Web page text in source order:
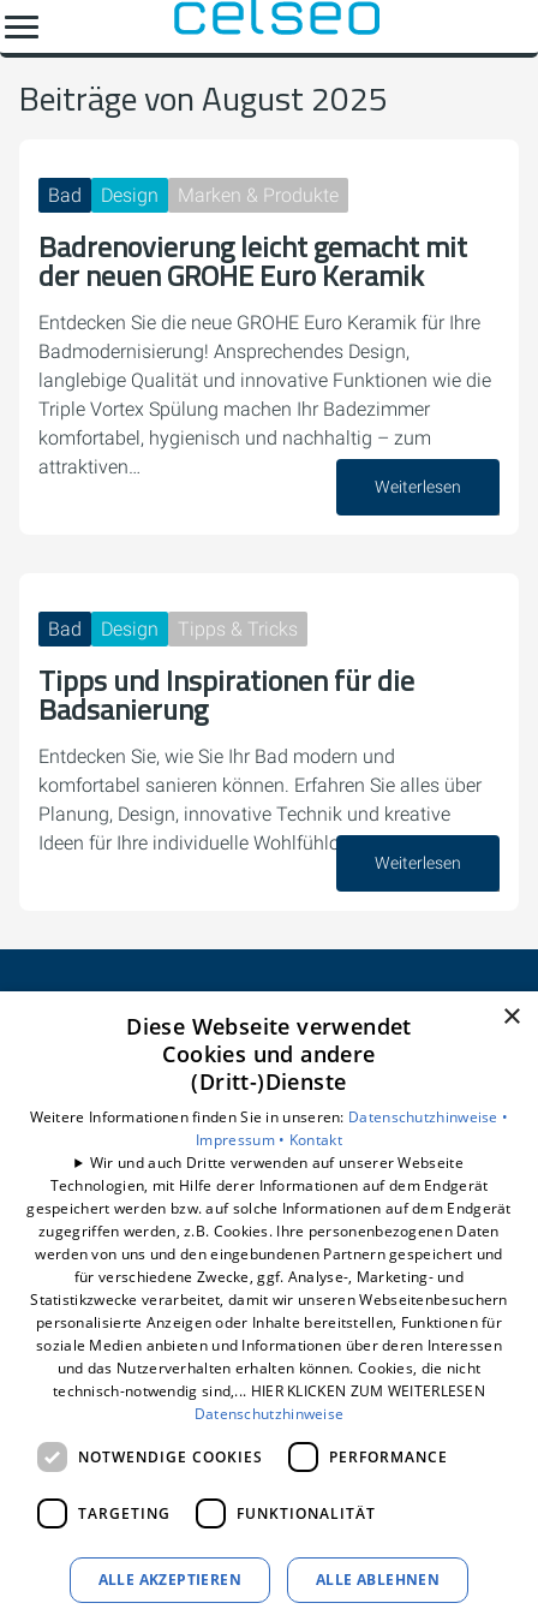
Beiträge von August 2025
Bad Design Marken & Produkte
Badrenovierung leicht gemacht mit
der neuen GROHE Euro Keramik
Entdecken Sie die neue GROHE Euro Keramik für Ihre
Badmodernisierung! Ansprechendes Design,
langlebige Qualität und innovative Funktionen wie die
Triple Vortex Spülung machen Ihr Badezimmer
komfortabel, hygienisch und nachhaltig – zum
attraktiven…
Weiterlesen
Bad Design Tipps & Tricks
Tipps und Inspirationen für die
Badsanierung
Entdecken Sie, wie Sie Ihr Bad modern und
komfortabel sanieren können. Erfahren Sie alles über
Planung, Design, innovative Technik und kreative
Ideen für Ihre individuelle Wohlfühloase.
Weiterlesen
CELSEO Service GmbH
Datenschutzerklärung
Barrierefreiheitserklärung
Unsere Bereiche
Badberatung
Badrechner
Badsanierung
×
Diese Webseite verwendet
Cookies und andere
(Dritt-)Dienste
Weitere Informationen finden Sie in unseren: Datenschutzhinweise •
Impressum • Kontakt
Wir und auch Dritte verwenden auf unserer Webseite
Technologien, mit Hilfe derer Informationen auf dem Endgerät
gespeichert werden bzw. auf solche Informationen auf dem Endgerät
zugegriffen werden, z.B. Cookies. Ihre personenbezogenen Daten
werden von uns und den eingebundenen Partnern gespeichert und
für verschiedene Zwecke, ggf. Analyse-, Marketing- und
Statistikzwecke verarbeitet, damit wir unseren Webseitenbesuchern
personalisierte Anzeigen oder Inhalte bereitstellen, Funktionen für
soziale Medien anbieten und Informationen über deren Interessen
und das Nutzerverhalten erhalten können. Cookies, die nicht
technisch-notwendig sind,... HIER KLICKEN ZUM WEITERLESEN
Datenschutzhinweise
NOTWENDIGE COOKIES PERFORMANCE
TARGETING FUNKTIONALITÄT
ALLE AKZEPTIEREN ALLE ABLEHNEN